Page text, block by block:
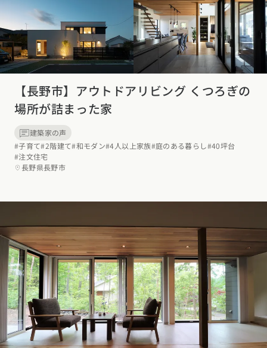
福岡県佐賀県 熊本県大分県宮崎県鹿児島県
沖縄県
デザインコンテスト
大阪府 滋賀県奈良県和歌山県
中国エリア
広島県岡山県鳥取県島根県 山口県
四国エリア
香川県徳島県 愛媛県
九州・沖縄エリア
福岡県佐賀県
【長野市】アウトドアリビング くつろぎの
場所が詰まった家
建築家の声
#子育て#2階建て#和モダン#4人以上家族#庭のある暮らし#40坪台
#注文住宅
長野県長野市